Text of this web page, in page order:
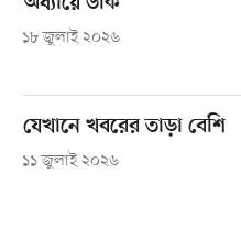
১৮ জুলাই ২০২৬
যেখানে খবরের তাড়া বেশি
১১ জুলাই ২০২৬